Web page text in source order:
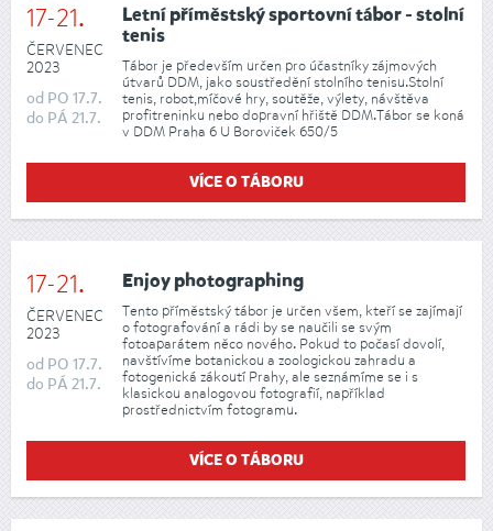
17-21.
ČERVENEC
2023
od PO 17.7.
do PÁ 21.7.
Letní příměstský sportovní tábor - stolní
tenis
Tábor je především určen pro účastníky zájmových
útvarů DDM, jako soustředění stolního tenisu.Stolní
tenis, robot,míčové hry, soutěže, výlety, návštěva
profitreninku nebo dopravní hřiště DDM.Tábor se koná
v DDM Praha 6 U Boroviček 650/5
VÍCE O TÁBORU
17-21.
ČERVENEC
2023
od PO 17.7.
do PÁ 21.7.
Enjoy photographing
Tento příměstský tábor je určen všem, kteří se zajímají
o fotografování a rádi by se naučili se svým
fotoaparátem něco nového. Pokud to počasí dovolí,
navštívíme botanickou a zoologickou zahradu a
fotogenická zákoutí Prahy, ale seznámíme se i s
klasickou analogovou fotografií, například
prostřednictvím fotogramu.
VÍCE O TÁBORU